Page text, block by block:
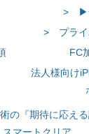
> ▶
> プライ
FC
法人様向け
の『期待に応え
スマートクリア